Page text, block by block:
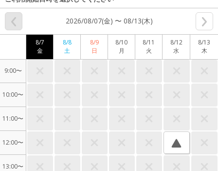
2026/08/07(金) 〜 08/13(木)
8/7
金
8/8
土
8/9
日
8/10
月
8/11
火
8/12
水
8/13
木
9:00〜
10:00〜
11:00〜
12:00〜
13:00〜